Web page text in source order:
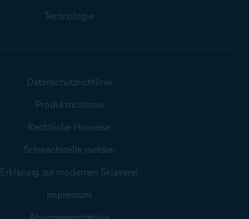
Technologie
Datenschutzrichtlinie
Produktrichtlinie
Rechtliche Hinweise
Schwachstelle melden
Erklärung zur modernen Sklaverei
Impressum